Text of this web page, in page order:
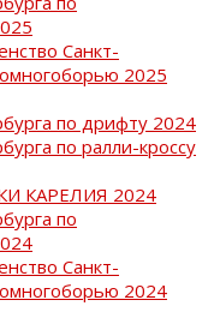
Санкт-
2025
по дрифту 2024
по ралли-кроссу
КАРЕЛИЯ 2024
по
Санкт-
2024